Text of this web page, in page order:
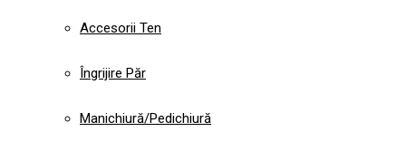
Accesorii Ten
Îngrijire Păr
Manichiură/Pedichiură